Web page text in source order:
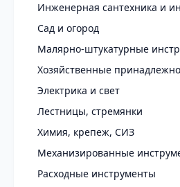
Инженерная сантехника и
Сад и огород
Малярно-штукатурные
Хозяйственные
Электрика и свет
Лестницы, стремянки
Химия, крепеж, СИЗ
Механизированные
Расходные инструменты